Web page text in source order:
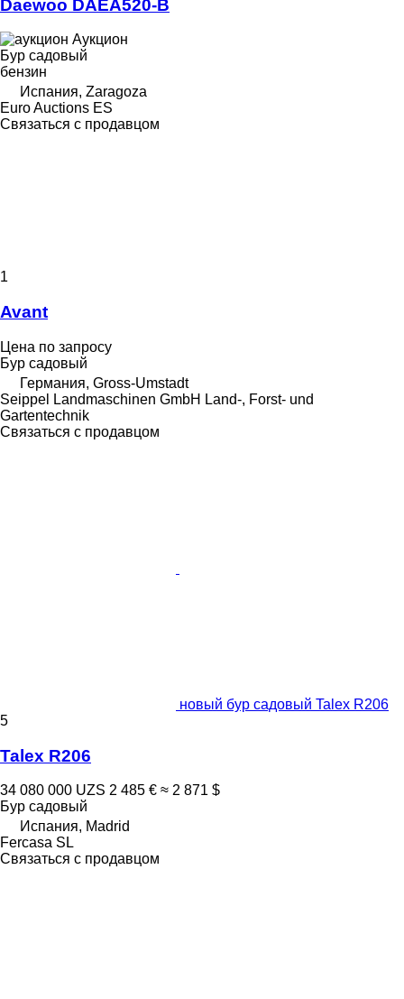
Daewoo DAEA520-B
Аукцион
Бур садовый
бензин
Испания, Zaragoza
Euro Auctions ES
Связаться с продавцом
1
Avant
Цена по запросу
Бур садовый
Германия, Gross-Umstadt
Seippel Landmaschinen GmbH Land-, Forst- und
Gartentechnik
Связаться с продавцом
новый бур садовый Talex R206
5
Talex R206
34 080 000 UZS 2 485 € ≈ 2 871 $
Бур садовый
Испания, Madrid
Fercasa SL
Связаться с продавцом